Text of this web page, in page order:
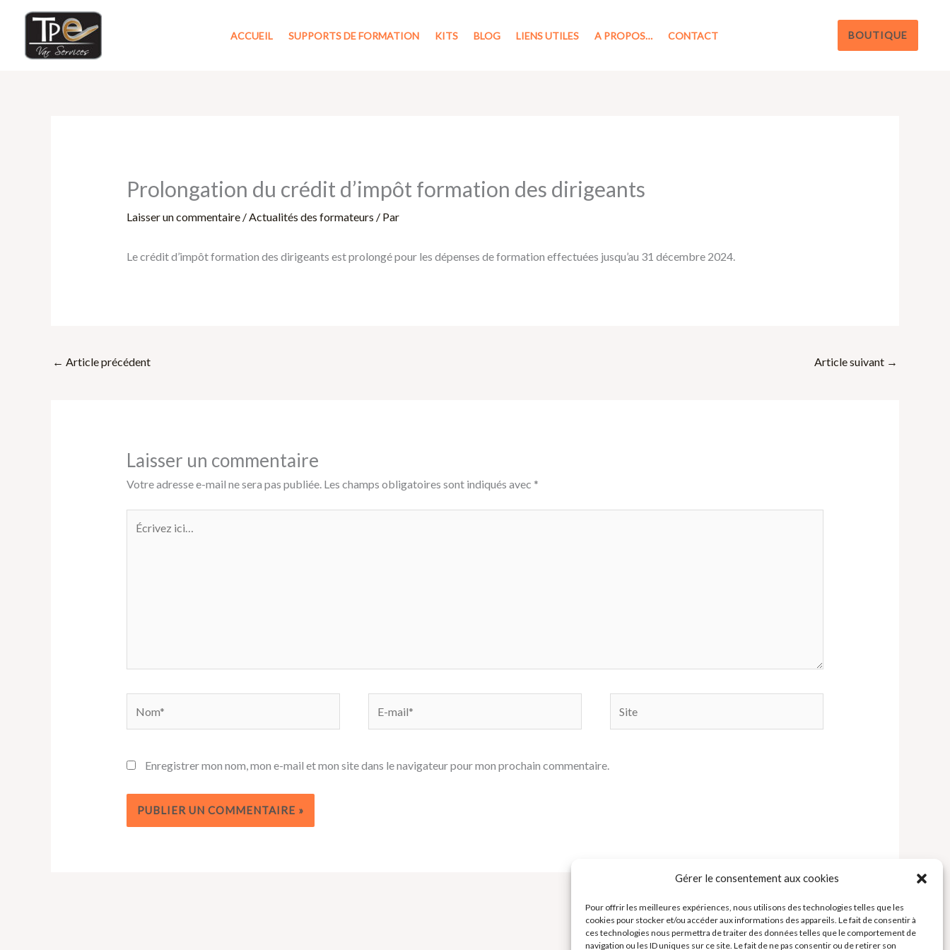
Gérer le consentement aux cookies
Pour offrir les meilleures expériences, nous utilisons des technologies telles que les
cookies pour stocker et/ou accéder aux informations des appareils. Le fait de consentir à
ces technologies nous permettra de traiter des données telles que le comportement de
navigation ou les ID uniques sur ce site. Le fait de ne pas consentir ou de retirer son
contenu
ACCUEIL SUPPORTS DE FORMATION KITS BLOG LIENS UTILES A PROPOS… CONTACT BOUTIQUE
Prolongation du crédit d’impôt formation des dirigeants
Laisser un commentaire /Actualités des formateurs / Par
Le crédit d’impôt formation des dirigeants est prolongé pour les dépenses de formation effectuées jusqu’au 31 décembre 2024.
← Article précédent Article suivant →
Laisser un commentaire
Votre adresse e-mail ne sera pas publiée. Les champs obligatoires sont indiqués avec *
ici…
mail*
Enregistrer mon nom, mon e-mail et mon site dans le navigateur pour mon prochain commentaire.